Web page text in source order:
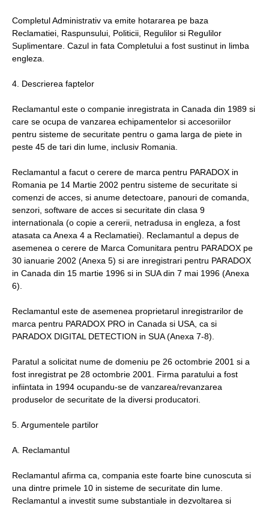
Completul Administrativ va emite hotararea pe baza
Reclamatiei, Raspunsului, Politicii, Regulilor si Regulilor
Suplimentare. Cazul in fata Completului a fost sustinut in limba
engleza.
4. Descrierea faptelor
Reclamantul este o companie inregistrata in Canada din 1989 si
care se ocupa de vanzarea echipamentelor si accesoriilor
pentru sisteme de securitate pentru o gama larga de piete in
peste 45 de tari din lume, inclusiv Romania.
Reclamantul a facut o cerere de marca pentru PARADOX in
Romania pe 14 Martie 2002 pentru sisteme de securitate si
comenzi de acces, si anume detectoare, panouri de comanda,
senzori, software de acces si securitate din clasa 9
internationala (o copie a cererii, netradusa in engleza, a fost
atasata ca Anexa 4 a Reclamatiei). Reclamantul a depus de
asemenea o cerere de Marca Comunitara pentru PARADOX pe
30 ianuarie 2002 (Anexa 5) si are inregistrari pentru PARADOX
in Canada din 15 martie 1996 si in SUA din 7 mai 1996 (Anexa
6).
Reclamantul este de asemenea proprietarul inregistrarilor de
marca pentru PARADOX PRO in Canada si USA, ca si
PARADOX DIGITAL DETECTION in SUA (Anexa 7-8).
Paratul a solicitat nume de domeniu pe 26 octombrie 2001 si a
fost inregistrat pe 28 octombrie 2001. Firma paratului a fost
infiintata in 1994 ocupandu-se de vanzarea/revanzarea
produselor de securitate de la diversi producatori.
5. Argumentele partilor
A. Reclamantul
Reclamantul afirma ca, compania este foarte bine cunoscuta si
una dintre primele 10 in sisteme de securitate din lume.
Reclamantul a investit sume substantiale in dezvoltarea si